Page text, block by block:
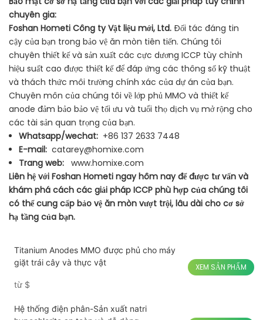
chuyên gia:
Foshan Hometi Công ty Vật liệu mới, Ltd. Đối tác đáng tin
cậy của bạn trong bảo vệ ăn mòn tiên tiến. Chúng tôi
chuyên thiết kế và sản xuất các cực dương ICCP tùy chỉnh
hiệu suất cao được thiết kế để đáp ứng các thông số kỹ thuật
và thách thức môi trường chính xác của dự án của bạn.
Chuyên môn của chúng tôi về lớp phủ MMO và thiết kế
anode đảm bảo bảo vệ tối ưu và tuổi thọ dịch vụ mở rộng cho
các tài sản quan trọng của bạn.
Whatsapp/wechat: +86 137 2633 7448
E-mail: catarey@homixe.com
Trang web: www.homixe.com
Liên hệ với Foshan Hometi ngay hôm nay để được tư vấn và
khám phá cách các giải pháp ICCP phù hợp của chúng tôi
có thể cung cấp bảo vệ ăn mòn vượt trội, lâu dài cho cơ sở
hạ tầng của bạn.
Titanium Anodes MMO được phủ cho máy
giặt trái cây và thực vật
từ $
XEM SẢN PHẨM
Hệ thống điện phân-Sản xuất natri